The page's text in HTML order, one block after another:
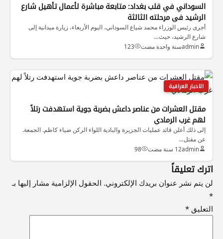
السوداني في قلب بغداد: متابعة مباشرة لأعمال تأهيل شارع
الرشيد في مرحلته الثالثة
أجرى رئيس الوزراء محمد شياع السوداني، اليوم الأربعاء، زيارة ميدانية إلى
شارع الرشيد، حيث…
adminسنة واحدة مضت 123
الاخبار العراقية
مقتل العشرات من عناصر داعش بضربة جوية استهدفت رتلاً
لهم غرب الرمادي
إلى ذلك أعلن قائد عمليات الجزيرة والبادية اللواء الركن ضياء كاظم. الجمعة.
عن مقتل…
admin12 سنة مضت 98
اترك تعليقاً
لن يتم نشر عنوان بريدك الإلكتروني. الحقول الإلزامية مشار إليها بـ
*
التعليق *